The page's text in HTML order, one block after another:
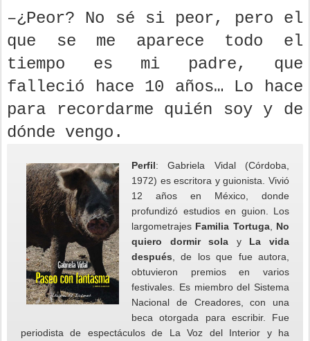
–¿Peor? No sé si peor, pero el
que se me aparece todo el
tiempo es mi padre, que
falleció hace 10 años… Lo hace
para recordarme quién soy y de
dónde vengo.
Perfil: Gabriela Vidal (Córdoba,
1972) es escritora y guionista. Vivió
12 años en México, donde
profundizó estudios en guion. Los
largometrajes Familia Tortuga, No
quiero dormir sola y La vida
después , de los que fue autora,
obtuvieron premios en varios
festivales. Es miembro del Sistema
Nacional de Creadores, con una
beca otorgada para escribir. Fue
periodista de espectáculos de La Voz del Interior y ha